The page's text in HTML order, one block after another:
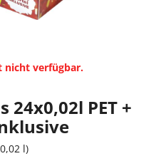
nicht verfügbar.
PET +
l)